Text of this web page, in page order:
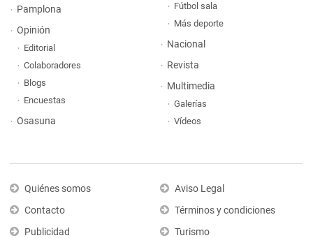
Pamplona
Opinión
Editorial
Colaboradores
Blogs
Encuestas
Osasuna
Fútbol sala
Más deporte
Nacional
Revista
Multimedia
Galerías
Vídeos
Quiénes somos
Contacto
Publicidad
Aviso Legal
Términos y condiciones
Turismo